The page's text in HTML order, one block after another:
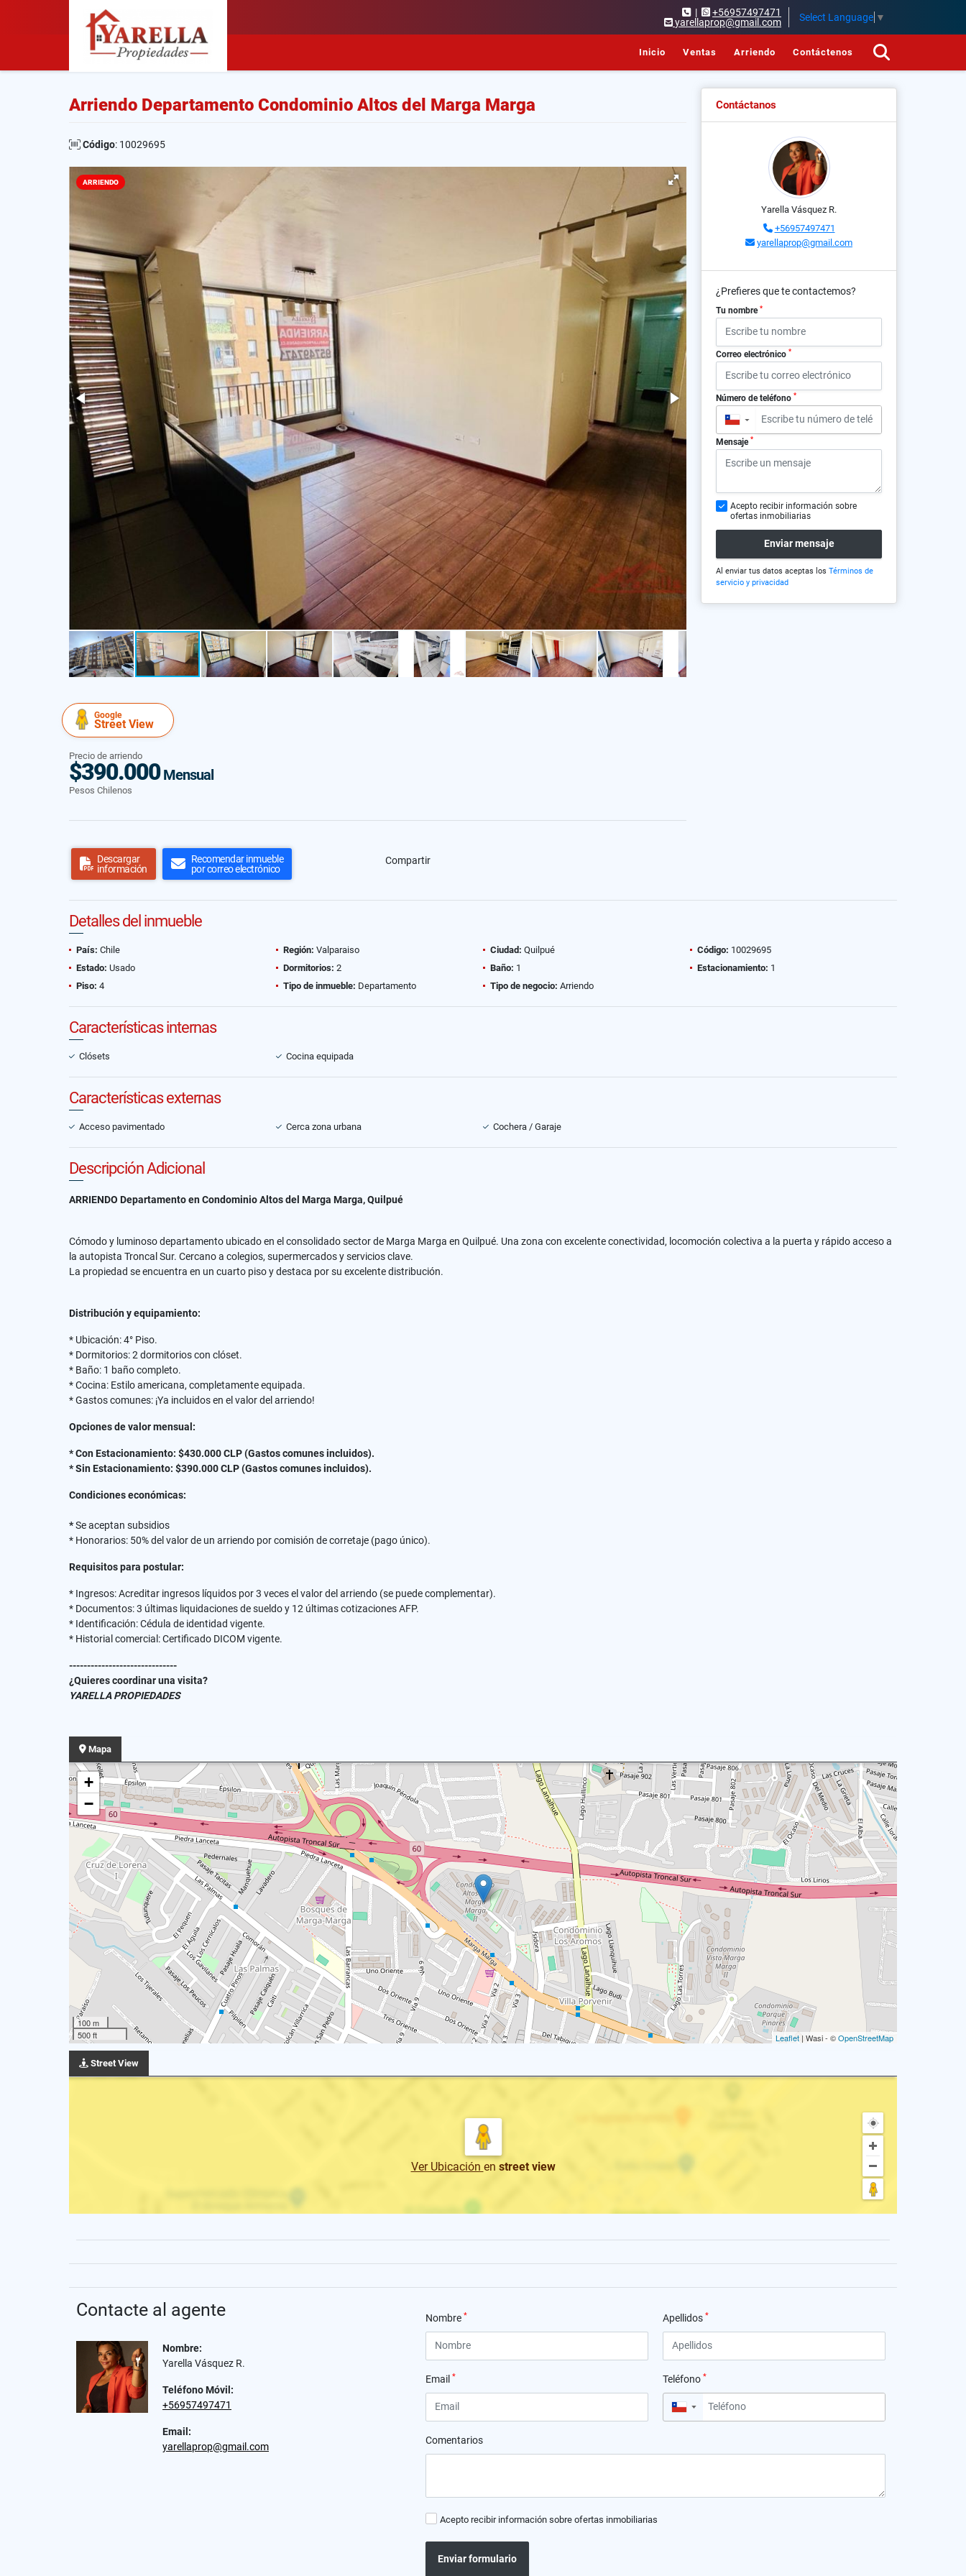
|
+56957497471
yarellaprop@gmail.com
Select Language ▼
Inicio Ventas Arriendo Contáctenos
Arriendo Departamento Condominio Altos del Marga Marga
Código: 10029695
ARRIENDO
Google
Street View
Precio de arriendo
$390.000Mensual
Pesos Chilenos
Descargar
información
Recomendar inmueble
por correo electrónico
Compartir
Contáctanos
Yarella Vásquez R.
+56957497471
yarellaprop@gmail.com
¿Prefieres que te contactemos?
Tu nombre *
Correo electrónico *
Número de teléfono *
▼
Mensaje *
Acepto recibir información sobre
ofertas inmobiliarias
Enviar mensaje
Al enviar tus datos aceptas los Términos de
servicio y privacidad
Detalles del inmueble
País: Chile Región: Valparaiso Ciudad: Quilpué Código: 10029695
Estado: Usado Dormitorios: 2 Baño: 1 Estacionamiento: 1
Piso: 4 Tipo de inmueble: Departamento Tipo de negocio: Arriendo
Características internas
Clósets Cocina equipada
Características externas
Acceso pavimentado Cerca zona urbana Cochera / Garaje
Descripción Adicional
ARRIENDO Departamento en Condominio Altos del Marga Marga, Quilpué
Cómodo y luminoso departamento ubicado en el consolidado sector de Marga Marga en Quilpué. Una zona con excelente conectividad, locomoción colectiva a la puerta y rápido acceso a
la autopista Troncal Sur. Cercano a colegios, supermercados y servicios clave.
La propiedad se encuentra en un cuarto piso y destaca por su excelente distribución.
Distribución y equipamiento:
* Ubicación: 4° Piso.
* Dormitorios: 2 dormitorios con clóset.
* Baño: 1 baño completo.
* Cocina: Estilo americana, completamente equipada.
* Gastos comunes: ¡Ya incluidos en el valor del arriendo!
Opciones de valor mensual:
* Con Estacionamiento: $430.000 CLP (Gastos comunes incluidos).
* Sin Estacionamiento: $390.000 CLP (Gastos comunes incluidos).
Condiciones económicas:
*Se aceptan subsidios
* Honorarios: 50% del valor de un arriendo por comisión de corretaje (pago único).
Requisitos para postular:
* Ingresos: Acreditar ingresos líquidos por 3 veces el valor del arriendo (se puede complementar).
* Documentos: 3 últimas liquidaciones de sueldo y 12 últimas cotizaciones AFP.
* Identificación: Cédula de identidad vigente.
* Historial comercial: Certificado DICOM vigente.
------------------------------
¿Quieres coordinar una visita?
YARELLA PROPIEDADES
Mapa
+
−
100 m
500 ft
Leaflet | Wasi - ©OpenStreetMap
Street View
Ver Ubicación en street view
Contacte al agente
Nombre:
Yarella Vásquez R.
Teléfono Móvil:
+56957497471
Email:
yarellaprop@gmail.com
Nombre * Apellidos *
Email * Teléfono *
▼
Comentarios
Acepto recibir información sobre ofertas inmobiliarias
Enviar formulario